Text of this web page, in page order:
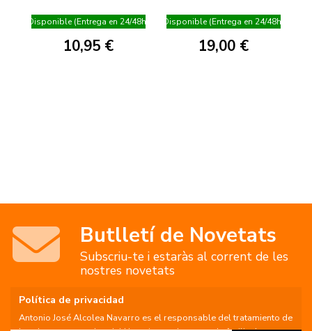
Disponible (Entrega en 24/48h)
10,95 €
Disponible (Entrega en 24/48h)
19,00 €
Butlletí de Novetats
Subscriu-te i estaràs al corrent de les
nostres novetats
Política de privacidad
Antonio José Alcolea Navarro es el responsable del tratamiento de